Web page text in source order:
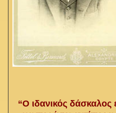
“Ο ιδανικός δάσκαλος